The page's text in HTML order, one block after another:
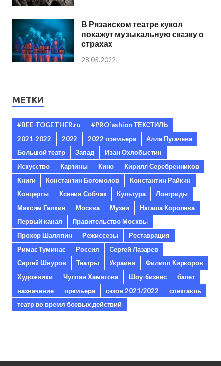
В Рязанском театре кукол
покажут музыкальную сказку о
страхах
28.05.2022
МЕТКИ
#BEE-TOGETHER.ru
#PROfashion ТЕКСТИЛЬ
2021-2022
2022 2022 премьера
Алла Пугачева
Большой театр
Запад
Иван Охлобыстин
Искусство
Картины Кино
Кирилл Серебренников
Книги
Константин Богомолов
Константин Райкин
Концерты
Ксения Собчак Культура
Лонгриды
Максим Галкин
Москва Музеи
Наташа Королева
Первый канал
Правительство Москвы
Прохор Шаляпин
Режиссеры
Реставрация
Римас Туминас
Россия
Сергей Лазарев
Сергей Шнуров
Театры Украина
Филипп Киркоров
Художники
Чулпан Хаматова Шоу-бизнес
балет
назначение
премьера сезон 2021/2022
спектакль
театр во время боевых действий